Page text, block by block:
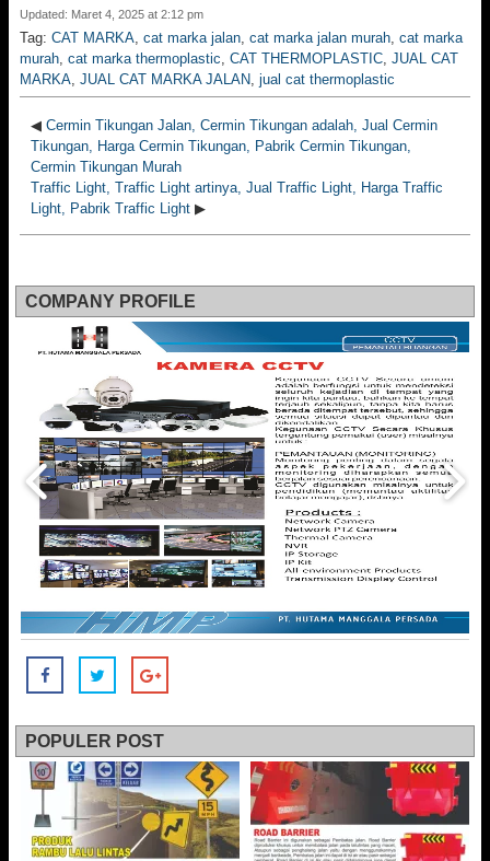
Updated: Maret 4, 2025 at 2:12 pm
Tag: CAT MARKA, cat marka jalan, cat marka jalan murah, cat marka
murah, cat marka thermoplastic, CAT THERMOPLASTIC, JUAL CAT
MARKA, JUAL CAT MARKA JALAN, jual cat thermoplastic
◀ Cermin Tikungan Jalan, Cermin Tikungan adalah, Jual Cermin
Tikungan, Harga Cermin Tikungan, Pabrik Cermin Tikungan,
Cermin Tikungan Murah
Traffic Light, Traffic Light artinya, Jual Traffic Light, Harga Traffic
Light, Pabrik Traffic Light ▶
COMPANY PROFILE
POPULER POST